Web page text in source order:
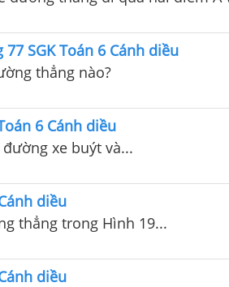
SGK Toán 6 Cánh diều
thẳng nào?
6 Cánh diều
xe buýt và...
diều
thẳng trong Hình 19...
diều